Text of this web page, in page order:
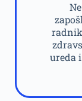
ureda